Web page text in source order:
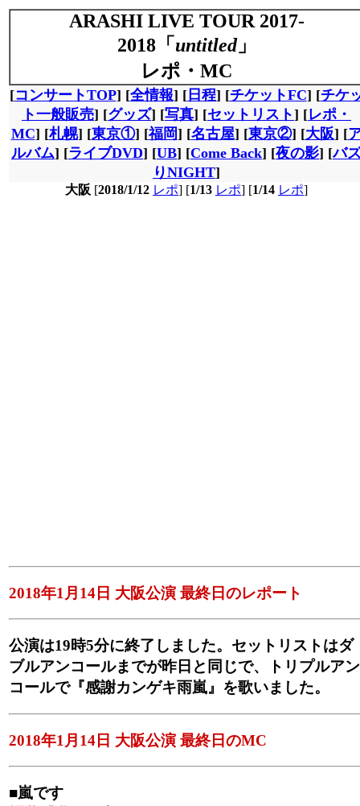
ARASHI LIVE TOUR 2017-
2018「 untitled」
レポ・MC
[コンサートTOP] [全情報] [日程] [チケットFC] [チケ
ト一般販売] [グッズ] [写真] [セットリスト] [レポ・
MC] [札幌] [東京①] [福岡] [名古屋] [東京②] [大阪] [
ルバム] [ライブDVD] [UB] [Come Back] [夜の影] [バ
りNIGHT]
大阪 [2018/1/12 レポ] [1/13 レポ] [1/14 レポ]
2018年1月14日 大阪公演 最終日のレポート
公演は19時5分に終了しました。セットリストはダ
ブルアンコールまでが昨日と同じで、トリプルアン
コールで『感謝カンゲキ雨嵐』を歌いました。
2018年1月14日 大阪公演 最終日のMC
■嵐です